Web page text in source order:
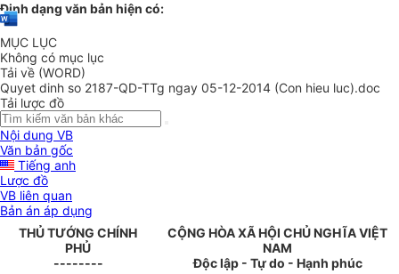
Định dạng văn bản hiện có:
MỤC LỤC
Không có mục lục
Tải về (WORD)
Quyet dinh so 2187-QD-TTg ngay 05-12-2014 (Con hieu luc).doc
Tải lược đồ
Nội dung VB
Văn bản gốc
Tiếng anh
Lược đồ
VB liên quan
Bản án áp dụng
THỦ TƯỚNG CHÍNH
PHỦ
--------
CỘNG HÒA XÃ HỘI CHỦ NGHĨA VIỆT
NAM
Độc lập - Tự do - Hạnh phúc